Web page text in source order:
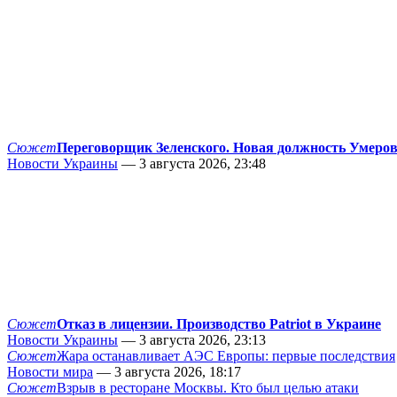
СюжетПереговорщик Зеленского. Новая должность
Новости Украины — 3 августа 2026, 23:48
СюжетОтказ в лицензии. Производство Patriot в Украине
Новости Украины — 3 августа 2026, 23:13
СюжетЖара останавливает АЭС Европы: первые последствия
Новости мира — 3 августа 2026, 18:17
СюжетВзрыв в ресторане Москвы. Кто был целью атаки